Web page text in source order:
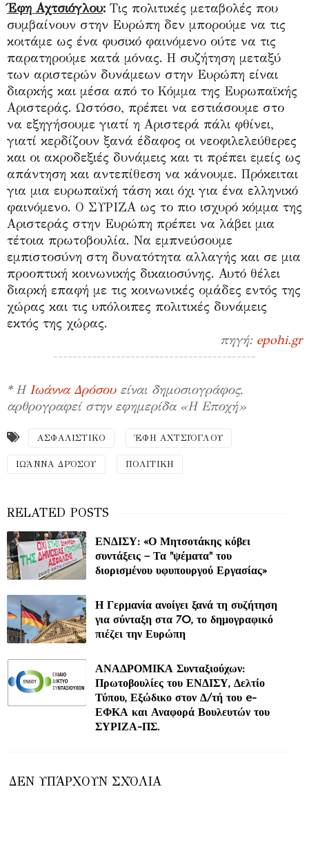
Έφη Αχτσιόγλου: Τις πολιτικές μεταβολές που
συμβαίνουν στην Ευρώπη δεν μπορούμε να τις
κοιτάμε ως ένα φυσικό φαινόμενο ούτε να τις
παρατηρούμε κατά μόνας. Η συζήτηση μεταξύ
των αριστερών δυνάμεων στην Ευρώπη είναι
διαρκής και μέσα από το Κόμμα της Ευρωπαϊκής
Αριστεράς. Ωστόσο, πρέπει να εστιάσουμε στο
να εξηγήσουμε γιατί η Αριστερά πάλι φθίνει,
γιατί κερδίζουν ξανά έδαφος οι νεοφιλελεύθερες
και οι ακροδεξιές δυνάμεις και τι πρέπει εμείς ως
απάντηση και αντεπίθεση να κάνουμε. Πρόκειται
για μια ευρωπαϊκή τάση και όχι για ένα ελληνικό
φαινόμενο. Ο ΣΥΡΙΖΑ ως το πιο ισχυρό κόμμα της
Αριστεράς στην Ευρώπη πρέπει να λάβει μια
τέτοια πρωτοβουλία. Να εμπνεύσουμε
εμπιστοσύνη στη δυνατότητα αλλαγής και σε μια
προοπτική κοινωνικής δικαιοσύνης. Αυτό θέλει
διαρκή επαφή με τις κοινωνικές ομάδες εντός της
χώρας και τις υπόλοιπες πολιτικές δυνάμεις
εκτός της χώρας.
πηγή: epohi.gr
------------------------------------------
* Η Ιωάννα Δρόσουείναι δημοσιογράφος,
αρθρογραφεί στην εφημερίδα «Η Εποχή»
ΑΣΦΑΛΙΣΤΙΚΟ ΈΦΗ ΑΧΤΣΙΌΓΛΟΥ
ΙΩΆΝΝΑ ΔΡΌΣΟΥ ΠΟΛΙΤΙΚΗ
ΕΝΔΙΣΥ: «Ο Μητσοτάκης κόβει
συντάξεις – Τα "ψέματα" του
διορισμένου υφυπουργού Εργασίας»
Η Γερμανία ανοίγει ξανά τη συζήτηση
για σύνταξη στα 70, το δημογραφικό
πιέζει την Ευρώπη
ΑΝΑΔΡΟΜΙΚΑ Συνταξιούχων:
Πρωτοβουλίες του ΕΝΔΙΣΥ, Δελτίο
Τύπου, Εξώδικο στον Δ/τή του e-
ΕΦΚΑ και Αναφορά Βουλευτών του
ΣΥΡΙΖΑ-ΠΣ.
ΔΕΝ ΥΠΆΡΧΟΥΝ ΣΧΌΛΙΑ